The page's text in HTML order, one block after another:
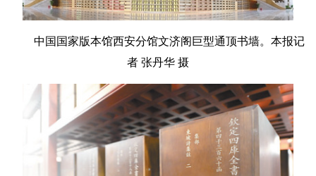
中国国家版本馆西安分馆文济阁巨型通顶书墙。本报记
者 张丹华 摄